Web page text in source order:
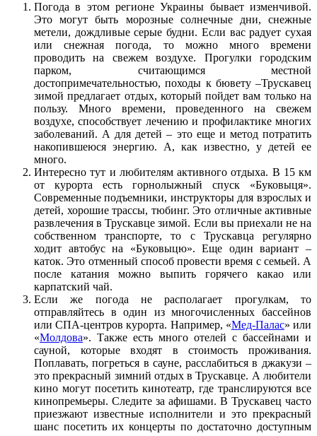
Погода в этом регионе Украины бывает изменчивой.
Это могут быть морозные солнечные дни, снежные
метели, дождливые серые будни. Если вас радует сухая
или снежная погода, то можно много времени
проводить на свежем воздухе. Прогулки городским
парком, считающимся местной
достопримечательностью, походы к бювету –Трускавец
зимой предлагает отдых, который пойдет вам только на
пользу. Много времени, проведенного на свежем
воздухе, способствует лечению и профилактике многих
заболеваний. А для детей – это еще и метод потратить
накопившеюся энергию. А, как известно, у детей ее
много.
Интересно тут и любителям активного отдыха. В 15 км
от курорта есть горнолыжный спуск «Буковыця».
Современные подъемники, инструкторы для взрослых и
детей, хорошие трассы, тюбинг. Это отличные активные
развлечения в Трускавце зимой. Если вы приехали не на
собственном транспорте, то с Трускавца регулярно
ходит автобус на «Буковыцю». Еще один вариант –
каток. Это отменный способ провести время с семьей. А
после катания можно выпить горячего какао или
карпатский чай.
Если же погода не располагает прогулкам, то
отправляйтесь в один из многочисленных бассейнов
или СПА-центров курорта. Например, «Мед-Палас» или
«Молдова». Также есть много отелей с бассейнами и
сауной, которые входят в стоимость проживания.
Поплавать, погреться в сауне, расслабиться в джакузи –
это прекрасный зимний отдых в Трускавце. А любители
кино могут посетить кинотеатр, где транслируются все
кинопремьеры. Следите за афишами. В Трускавец часто
приезжают известные исполнители и это прекрасный
шанс посетить их концерты по достаточно доступным